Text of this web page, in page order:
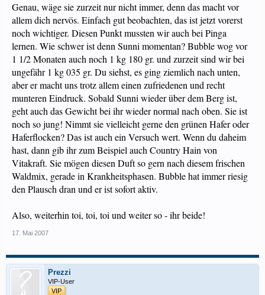
Genau, wäge sie zurzeit nur nicht immer, denn das macht vor
allem dich nervös. Einfach gut beobachten, das ist jetzt vorerst
noch wichtiger. Diesen Punkt mussten wir auch bei Pinga
lernen. Wie schwer ist denn Sunni momentan? Bubble wog vor
1 1/2 Monaten auch noch 1 kg 180 gr. und zurzeit sind wir bei
ungefähr 1 kg 035 gr. Du siehst, es ging ziemlich nach unten,
aber er macht uns trotz allem einen zufriedenen und recht
munteren Eindruck. Sobald Sunni wieder über dem Berg ist,
geht auch das Gewicht bei ihr wieder normal nach oben. Sie ist
noch so jung! Nimmt sie vielleicht gerne den grünen Hafer oder
Haferflocken? Das ist auch ein Versuch wert. Wenn du daheim
hast, dann gib ihr zum Beispiel auch Country Hain von
Vitakraft. Sie mögen diesen Duft so gern nach diesem frischen
Waldmix, gerade in Krankheitsphasen. Bubble hat immer riesig
den Plausch dran und er ist sofort aktiv.
Also, weiterhin toi, toi, toi und weiter so - ihr beide!
17. Mai 2007
Prezzi
VIP-User
VIP